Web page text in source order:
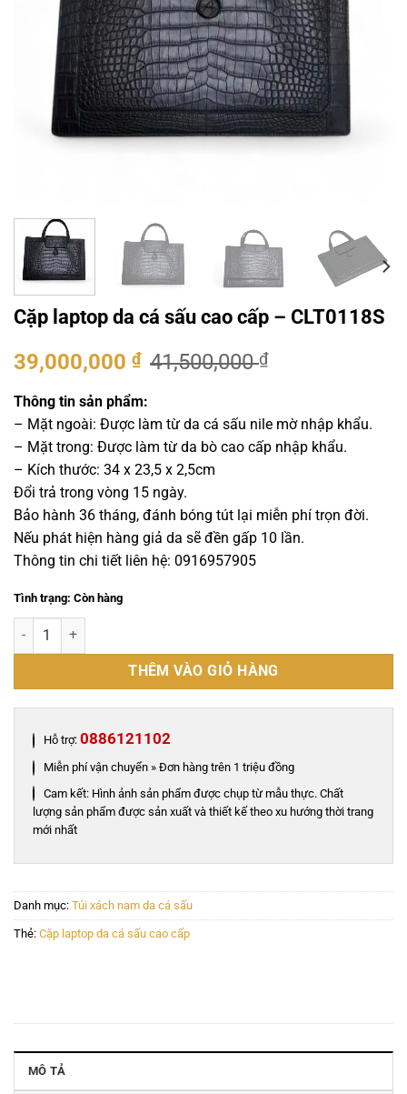
Cặp laptop da cá sấu cao cấp – CLT0118S
41,500,000₫
Giá
là:
41,500,000 ₫.
39,000,000 ₫Giá
tại
là:
39,000,000 ₫.
Thông tin sản phẩm:
– Mặt ngoài: Được làm từ da cá sấu nile mờ nhập khẩu.
– Mặt trong: Được làm từ da bò cao cấp nhập khẩu.
– Kích thước: 34 x 23,5 x 2,5cm
Đổi trả trong vòng 15 ngày.
Bảo hành 36 tháng, đánh bóng tút lại miễn phí trọn đời.
Nếu phát hiện hàng giả da sẽ đền gấp 10 lần.
Thông tin chi tiết liên hệ: 0916957905
Tình trạng: Còn hàng
Cặp laptop da cá sấu cao cấp - CLT0118S số lượng
THÊM VÀO GIỎ HÀNG
Hỗ trợ: 0886121102
Miễn phí vận chuyển » Đơn hàng trên 1 triệu đồng
Cam kết: Hình ảnh sản phẩm được chụp từ mẫu thực. Chất
lượng sản phẩm được sản xuất và thiết kế theo xu hướng thời trang
mới nhất
Danh mục: Túi xách nam da cá sấu
Thẻ: Cặp laptop da cá sấu cao cấp
MÔ TẢ